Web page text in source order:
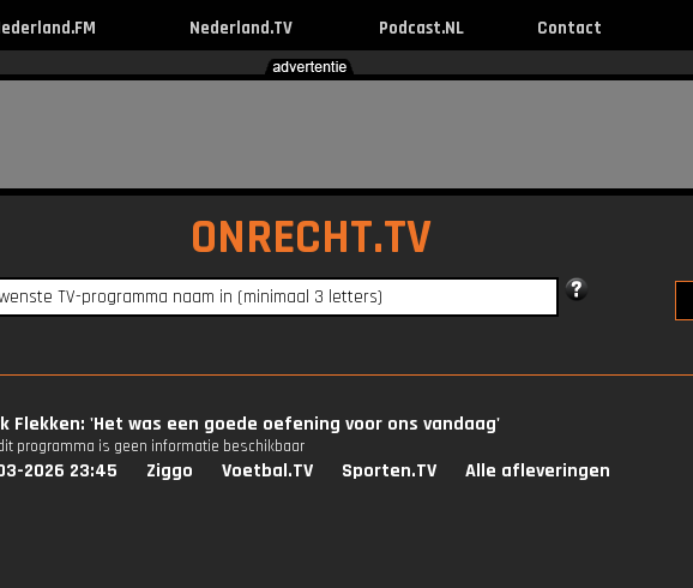
Nederland.TV Podcast.NL Contact
ONRECHT.TV
Flekken: 'Het was een goede oefening voor ons vandaag'
programma is geen informatie beschikbaar
2026 23:45 Ziggo Voetbal.TV Sporten.TV Alle afleveringen